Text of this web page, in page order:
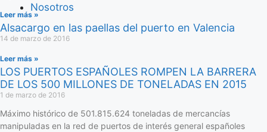
Nosotros
Leer más »
Alsacargo en las paellas del puerto en Valencia
14 de marzo de 2016
Leer más »
LOS PUERTOS ESPAÑOLES ROMPEN LA BARRERA
DE LOS 500 MILLONES DE TONELADAS EN 2015
1 de marzo de 2016
Máximo histórico de 501.815.624 toneladas de mercancías
manipuladas en la red de puertos de interés general españoles